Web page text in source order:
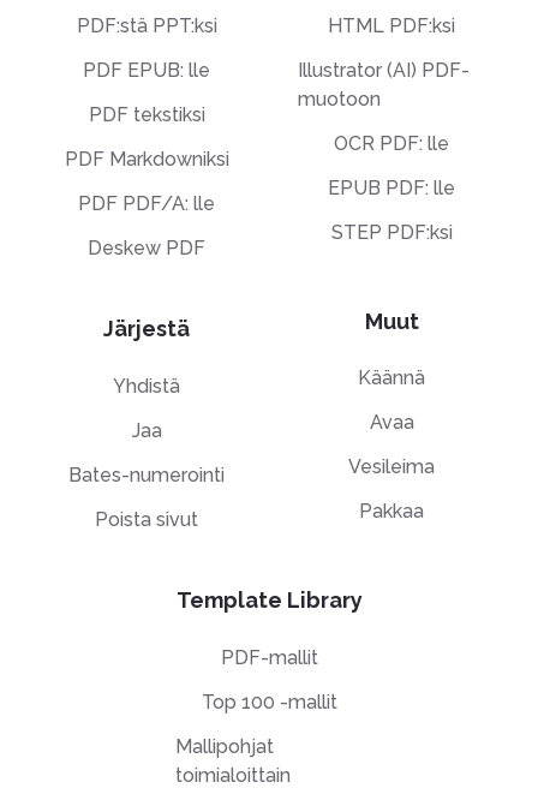
PDF:stä PPT:ksi
PDF EPUB: lle
PDF tekstiksi
PDF Markdowniksi
PDF PDF/A: lle
Deskew PDF
Järjestä
Yhdistä
Jaa
Bates-numerointi
Poista sivut
HTML PDF:ksi
Illustrator (AI) PDF-
muotoon
OCR PDF: lle
EPUB PDF: lle
STEP PDF:ksi
Muut
Käännä
Avaa
Vesileima
Pakkaa
Template Library
PDF-mallit
Top 100 -mallit
Mallipohjat
toimialoittain